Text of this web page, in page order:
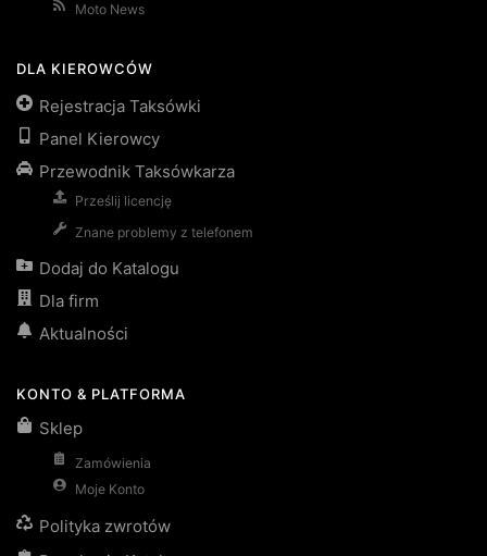
Moto News
DLA KIEROWCÓW
Rejestracja Taksówki
Panel Kierowcy
Przewodnik Taksówkarza
Prześlij licencję
Znane problemy z telefonem
Dodaj do Katalogu
Dla firm
Aktualności
KONTO & PLATFORMA
Sklep
Zamówienia
Moje Konto
Polityka zwrotów